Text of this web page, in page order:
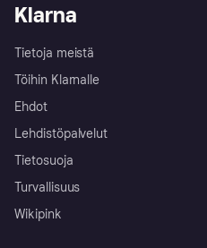
Klarna
Tietoja meistä
Töihin Klarnalle
Ehdot
Lehdistöpalvelut
Tietosuoja
Turvallisuus
Wikipink